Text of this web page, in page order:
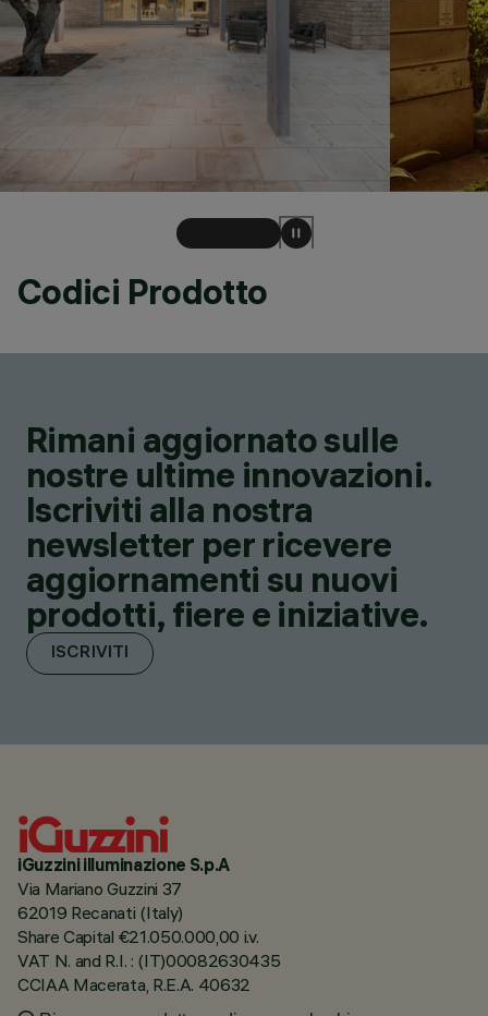
Codici Prodotto
Rimani aggiornato sulle
nostre ultime innovazioni.
Iscriviti alla nostra
newsletter per ricevere
aggiornamenti su nuovi
prodotti, fiere e iniziative.
ISCRIVITI
iGuzzini illuminazione S.p.A
Via Mariano Guzzini 37
62019 Recanati (Italy)
Share Capital €21.050.000,00 i.v.
VAT N. and R.I. : (IT)00082630435
CCIAA Macerata, R.E.A. 40632